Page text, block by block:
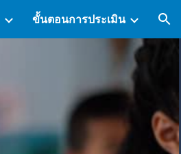
ขั้นตอนการประเมิน